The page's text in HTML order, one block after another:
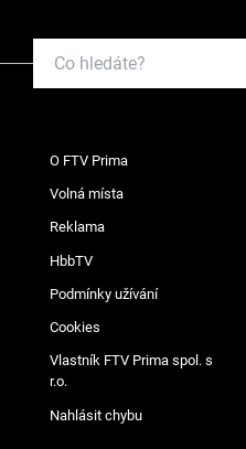
O FTV Prima
Volná místa
Reklama
HbbTV
Podmínky užívání
Cookies
Vlastník FTV Prima spol. s
r.o.
Nahlásit chybu